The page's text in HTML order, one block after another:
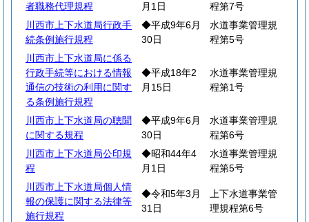
者職務代理規程
月1日
程第7号
川西市上下水道局行政手
続条例施行規程
◆平成9年6月
30日
水道事業管理規
程第5号
川西市上下水道局に係る
行政手続等における情報
通信の技術の利用に関す
る条例施行規程
◆平成18年2
月15日
水道事業管理規
程第1号
川西市上下水道局の聴聞
に関する規程
◆平成9年6月
30日
水道事業管理規
程第6号
川西市上下水道局公印規
程
◆昭和44年4
月1日
水道事業管理規
程第5号
川西市上下水道局個人情
報の保護に関する法律等
施行規程
◆令和5年3月
31日
上下水道事業管
理規程第6号